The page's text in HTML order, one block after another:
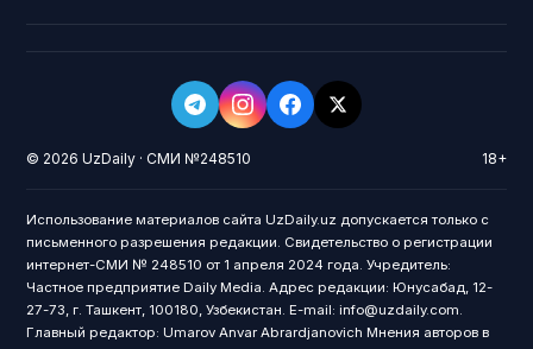
© 2026 UzDaily · СМИ №248510 18+
Использование материалов сайта UzDaily.uz допускается только с
письменного разрешения редакции. Свидетельство о регистрации
интернет-СМИ № 248510 от 1 апреля 2024 года. Учредитель:
Частное предприятие Daily Media. Адрес редакции: Юнусабад, 12-
27-73, г. Ташкент, 100180, Узбекистан. E-mail: info@uzdaily.com.
Главный редактор: Umarov Anvar Abrardjanovich Мнения авторов в